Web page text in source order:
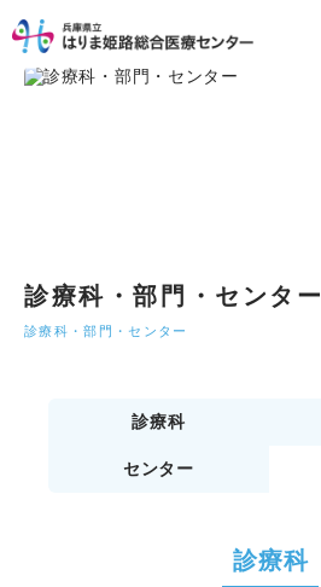
診療科・部門・センター
診療科・部門・センター
診療科
センター
診療科